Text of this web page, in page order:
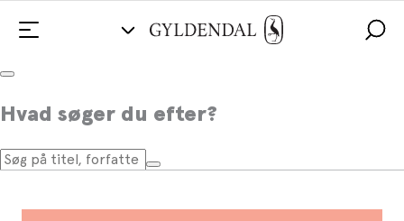
Hvad søger du efter?
Søstrene